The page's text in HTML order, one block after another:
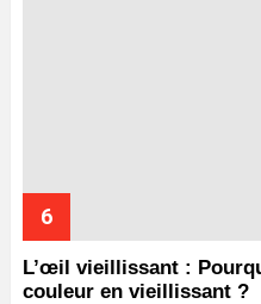
L’œil vieillissant :
couleur en vieillissant ?